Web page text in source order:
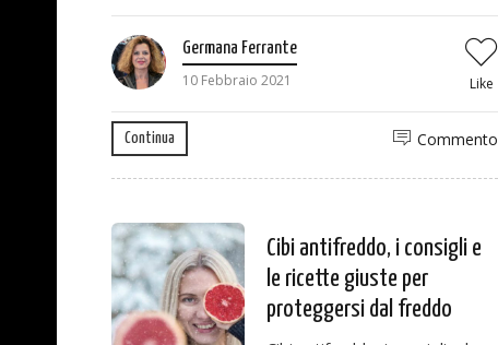
Germana Ferrante
10 Febbraio 2021
Like
Continua Commento
Cibi antifreddo, i consigli e
le ricette giuste per
proteggersi dal freddo